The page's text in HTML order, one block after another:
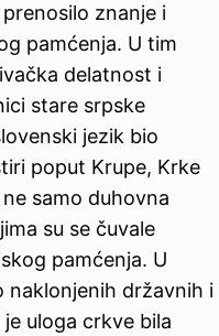
znanje i
pamćenja. U tim
delatnost i
stare srpske
jezik bio
poput Krupe, Krke
samo duhovna
su se čuvale
pamćenja. U
naklonjenih državnih i
uloga crkve bila